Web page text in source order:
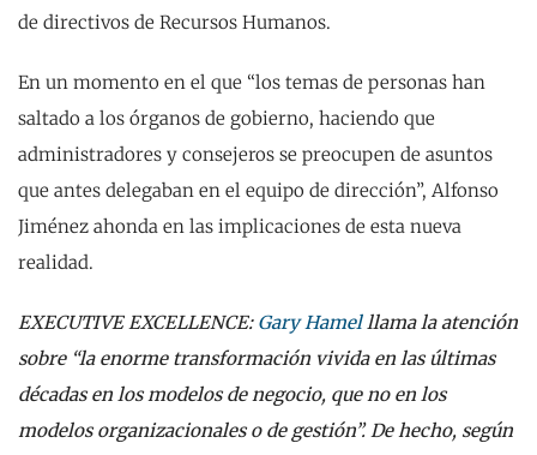
de directivos de Recursos Humanos.
En un momento en el que “los temas de personas han
saltado a los órganos de gobierno, haciendo que
administradores y consejeros se preocupen de asuntos
que antes delegaban en el equipo de dirección”, Alfonso
Jiménez ahonda en las implicaciones de esta nueva
realidad.
EXECUTIVE EXCELLENCE: Gary Hamelllama la atención
sobre “la enorme transformación vivida en las últimas
décadas en los modelos de negocio, que no en los
modelos organizacionales o de gestión”. De hecho, según